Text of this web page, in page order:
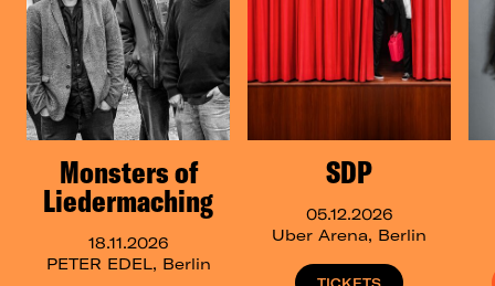
Monsters of
Liedermaching
18.11.2026
PETER EDEL, Berlin
SDP
05.12.2026
Uber Arena, Berlin